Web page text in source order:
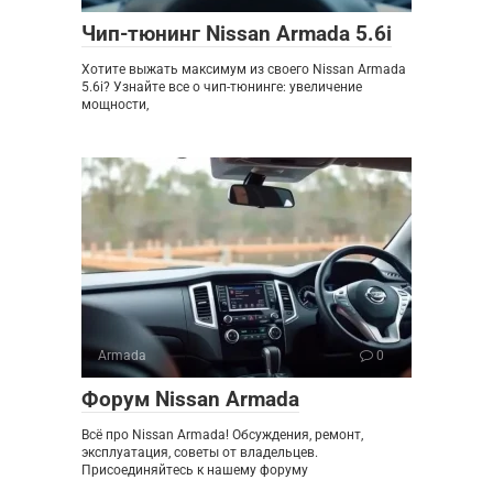
Чип-тюнинг Nissan Armada 5.6i
Хотите выжать максимум из своего Nissan Armada
5.6i? Узнайте все о чип-тюнинге: увеличение
мощности,
Armada 0
Форум Nissan Armada
Всё про Nissan Armada! Обсуждения, ремонт,
эксплуатация, советы от владельцев.
Присоединяйтесь к нашему форуму